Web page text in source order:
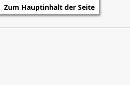
Zum Hauptinhalt der Seite